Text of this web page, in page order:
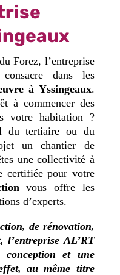
Forez, l’entreprise
dans les
à Yssingeaux.
à commencer des
votre habitation ?
du tertiaire ou du
un chantier de
une collectivité à
certifiée pour votre
vous offre les
d’experts.
de rénovation,
l’entreprise AL’RT
et une
au même titre